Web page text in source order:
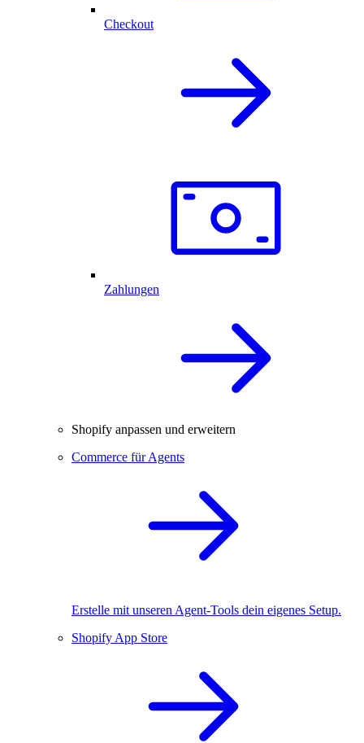
Checkout
Zahlungen
Shopify anpassen und erweitern
Commerce für Agents
Erstelle mit unseren Agent-Tools dein eigenes Setup.
Shopify App Store